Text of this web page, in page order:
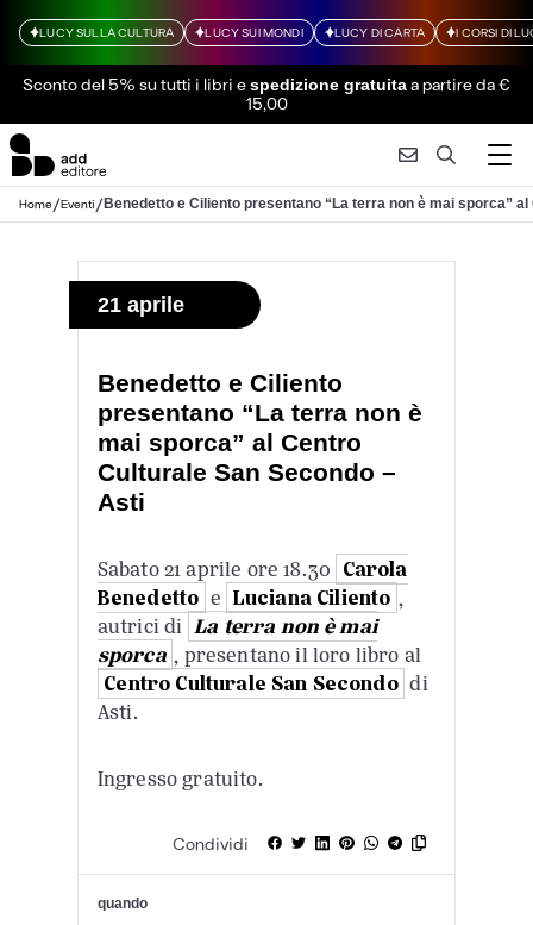
LUCY SULLA CULTURA LUCY SUI MONDI LUCY DI CARTA I CORSI DI
Sconto del 5% su tutti i libri espedizione gratuitaa partire da €
15,00
Home/Eventi/Benedetto e Ciliento presentano “La terra non è mai sporca”
21 aprile
Benedetto e Ciliento
presentano “La terra non è
mai sporca” al Centro
Culturale San Secondo –
Asti
Sabato 21 aprile ore 18.30 Carola
Benedetto e Luciana Ciliento ,
autrici di La terra non è mai
sporca , presentano il loro libro al
Centro Culturale San Secondo di
Asti.
Ingresso gratuito.
Condividi
quando